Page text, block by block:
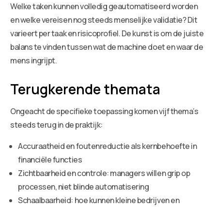
Welke taken kunnen volledig geautomatiseerd worden
en welke vereisen nog steeds menselijke validatie? Dit
varieert per taak en risicoprofiel. De kunst is om de juiste
balans te vinden tussen wat de machine doet en waar de
mens ingrijpt.
Terugkerende themata
Ongeacht de specifieke toepassing komen vijf thema’s
steeds terug in de praktijk:
Accuraatheid en foutenreductie als kernbehoefte in
financiële functies
Zichtbaarheid en controle: managers willen grip op
processen, niet blinde automatisering
Schaalbaarheid: hoe kunnen kleine bedrijven en